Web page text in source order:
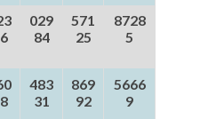
029
84
571
25
8728
5
483
31
869
92
5666
9